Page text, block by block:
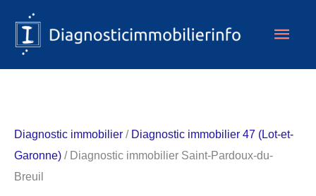
contenu
Diagnostic immobilier / Diagnostic immobilier 47 (Lot-et-
Garonne) / Diagnostic immobilier Saint-Pardoux-du-
Breuil